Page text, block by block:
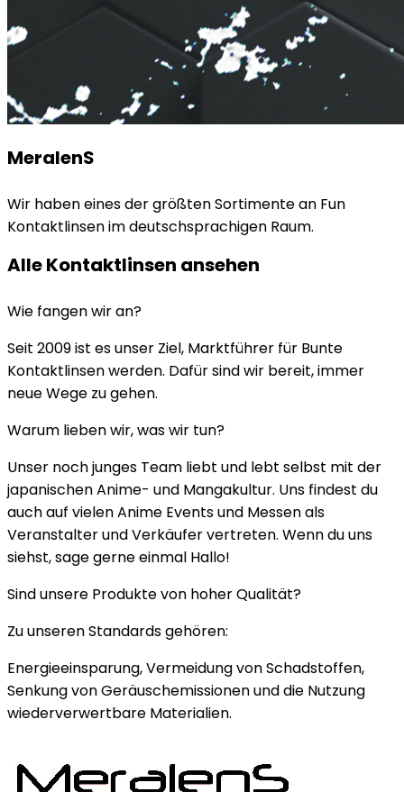
MeralenS
Wir haben eines der größten Sortimente an Fun
Kontaktlinsen im deutschsprachigen Raum.
Alle Kontaktlinsen ansehen
Wie fangen wir an?
Seit 2009 ist es unser Ziel, Marktführer für Bunte
Kontaktlinsen werden. Dafür sind wir bereit, immer
neue Wege zu gehen.
Warum lieben wir, was wir tun?
Unser noch junges Team liebt und lebt selbst mit der
japanischen Anime- und Mangakultur. Uns findest du
auch auf vielen Anime Events und Messen als
Veranstalter und Verkäufer vertreten. Wenn du uns
siehst, sage gerne einmal Hallo!
Sind unsere Produkte von hoher Qualität?
Zu unseren Standards gehören:
Energieeinsparung, Vermeidung von Schadstoffen,
Senkung von Geräuschemissionen und die Nutzung
wiederverwertbare Materialien.